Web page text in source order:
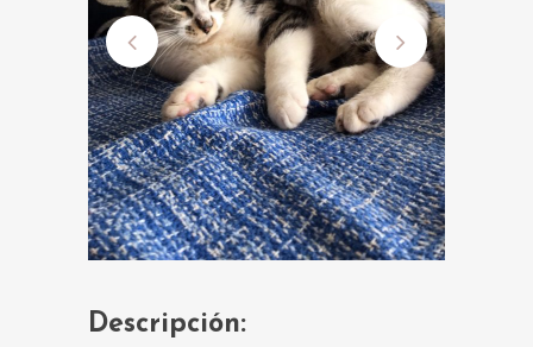
Descripción: